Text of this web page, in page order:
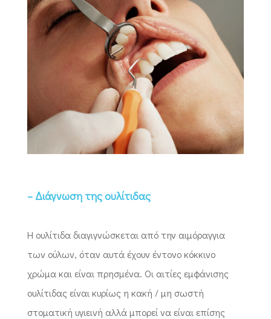
– Διάγνωση της ουλίτιδας
Η ουλίτιδα διαγιγνώσκεται από την αιμόραγγια
των ούλων, όταν αυτά έχουν έντονο κόκκινο
χρώμα και είναι πρησμένα. Οι αιτίες εμφάνισης
ουλίτιδας είναι κυρίως η κακή / μη σωστή
στοματική υγιεινή αλλά μπορεί να είναι επίσης